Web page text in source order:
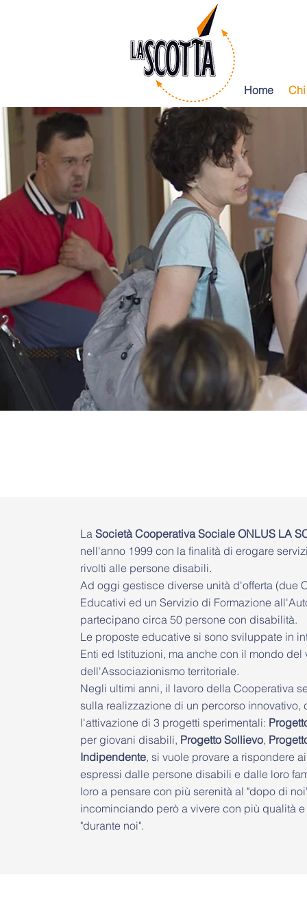
Home
La Società Cooperativa Sociale ONLUS LA
nell'anno 1999 con la finalità di erogare
rivolti alle persone disabili.
Ad oggi gestisce diverse unità d'offerta (due
Educativi ed un Servizio di Formazione
partecipano circa 50 persone con disabilità.
Le proposte educative si sono sviluppate in
Enti ed Istituzioni, ma anche con il mondo del
dell'Associazionismo territoriale.
Negli ultimi anni, il lavoro della Cooperativa
sulla realizzazione di un percorso innovativo,
l'attivazione di 3 progetti sperimentali:
per giovani disabili, Progetto Sollievo,
Indipendente, si vuole provare a rispondere
espressi dalle persone disabili e dalle loro
loro a pensare con più serenità al "dopo di
incominciando però a vivere con più qualità
"durante noi".